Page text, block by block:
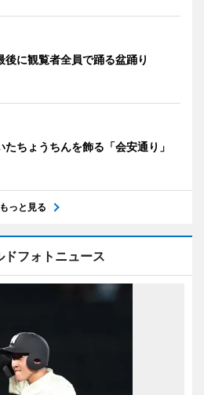
後に観覧者全員で踊る盆踊り
たちょうちんを飾る「会安通り」
もっと見る
ドフォトニュース